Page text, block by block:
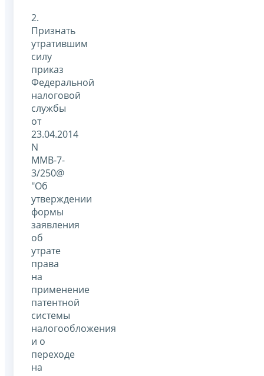
2.
Признать
утратившим
силу
приказ
Федеральной
налоговой
службы
от
23.04.2014
N
ММВ-7-
3/250@
"Об
утверждении
формы
заявления
об
утрате
права
на
применение
патентной
системы
налогообложения
и о
переходе
на